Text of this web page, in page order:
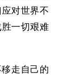
对世界不
一切艰难
走自己的